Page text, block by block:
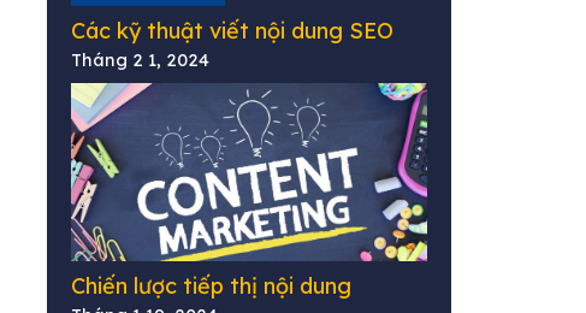
Các kỹ thuật viết nội dung SEO
Tháng 2 1, 2024
Chiến lược tiếp thị nội dung